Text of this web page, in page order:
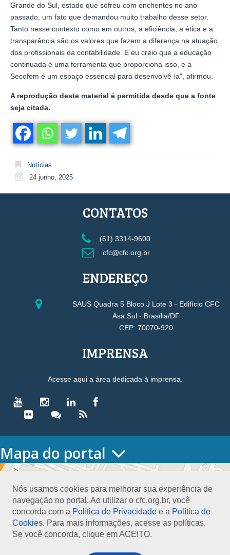
Grande do Sul, estado que sofreu com enchentes no ano
passado, um fato que demandou muito trabalho desse setor.
Tanto nesse contexto como em outros, a eficiência, a ética e a
transparência são os valores que fazem a diferença na atuação
dos profissionais da contabilidade. E eu creio que a educação
continuada é uma ferramenta que proporciona isso, e a
Secofem é um espaço essencial para desenvolvê-la”, afirmou.
A reprodução deste material é permitida desde que a fonte
seja citada.
Notícias
24 junho, 2025
Nós usamos cookies para melhorar sua experiência de
navegação no portal. Ao utilizar o cfc.org.br, você
concorda com a Política de Privacidade e a Política de
Cookies. Para mais informações, acesse as políticas.
Se você concorda, clique em ACEITO.
CONTATOS
(61) 3314-9600
cfc@cfc.org.br
ENDEREÇO
SAUS Quadra 5 Bloco J Lote 3 - Edifício CFC
Asa Sul - Brasília/DF
CEP: 70070-920
IMPRENSA
Acesse aqui a área dedicada à imprensa.
Mapa do portal
HOME
Conselho Diretor
Nossa Sede
Planejamento
Organograma
Medalha João Lyra